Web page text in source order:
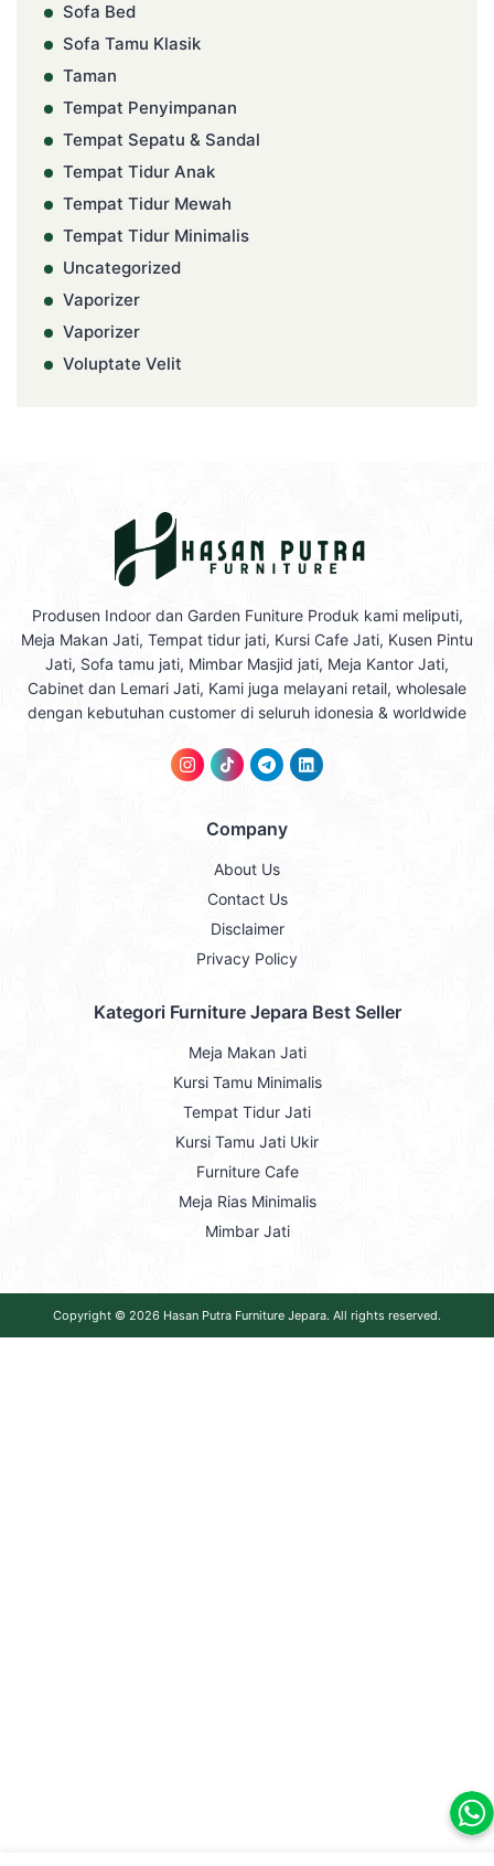
Sofa Bed
Sofa Tamu Klasik
Taman
Tempat Penyimpanan
Tempat Sepatu & Sandal
Tempat Tidur Anak
Tempat Tidur Mewah
Tempat Tidur Minimalis
Uncategorized
Vaporizer
Vaporizer
Voluptate Velit
Produsen Indoor dan Garden Funiture Produk kami meliputi,
Meja Makan Jati, Tempat tidur jati, Kursi Cafe Jati, Kusen Pintu
Jati, Sofa tamu jati, Mimbar Masjid jati, Meja Kantor Jati,
Cabinet dan Lemari Jati, Kami juga melayani retail, wholesale
dengan kebutuhan customer di seluruh idonesia & worldwide
Company
About Us
Contact Us
Disclaimer
Privacy Policy
Kategori Furniture Jepara Best Seller
Meja Makan Jati
Kursi Tamu Minimalis
Tempat Tidur Jati
Kursi Tamu Jati Ukir
Furniture Cafe
Meja Rias Minimalis
Mimbar Jati
Copyright © 2026 Hasan Putra Furniture Jepara. All rights reserved.